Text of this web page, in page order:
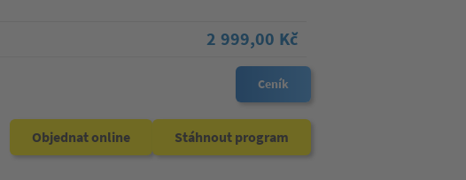
2 999,00 Kč
Ceník
Objednat online Stáhnout program